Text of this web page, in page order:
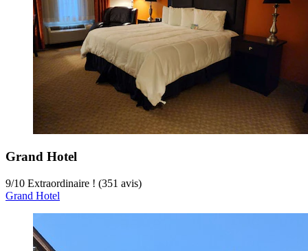
Grand Hotel
9/10 Extraordinaire ! (351 avis)
Grand Hotel